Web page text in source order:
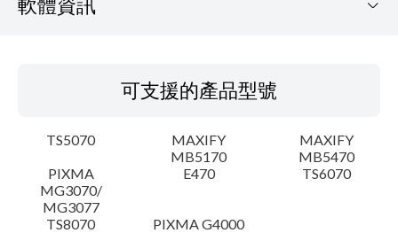
概要
可支援的產品型號
TS5070
MAXIFY
MB5170
MAXIFY
MB5470
PIXMA
MG3070/
MG3077
E470 TS6070
TS8070 PIXMA G4000